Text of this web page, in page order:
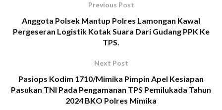
Previous Post
Anggota Polsek Mantup Polres Lamongan Kawal
Pergeseran Logistik Kotak Suara Dari Gudang PPK Ke
TPS.
Next Post
Pasiops Kodim 1710/Mimika Pimpin Apel Kesiapan
Pasukan TNI Pada Pengamanan TPS Pemilukada Tahun
2024 BKO Polres Mimika